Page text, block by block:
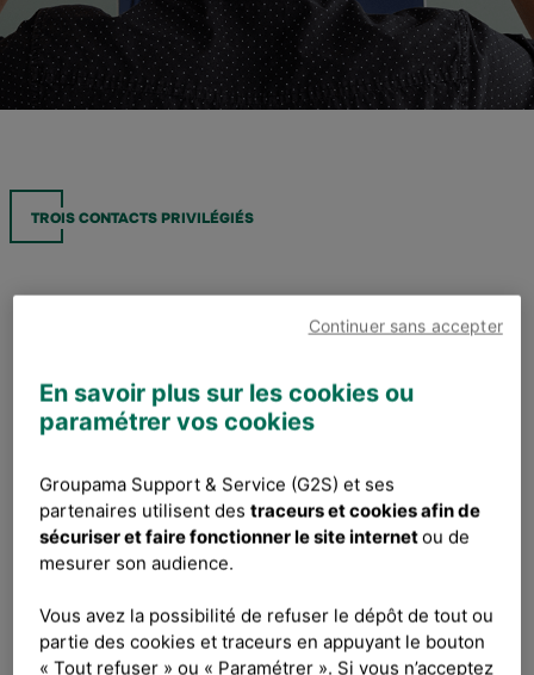
TROIS CONTACTS PRIVILÉGIÉS
G2S met la puissance des nouvelles technologies -
data, intelligence artificielle, cybersécurité, robotique,
En savoir plus sur les cookies ou
paramétrer vos cookies
Groupama Support & Service (G2S) et ses
partenaires utilisent destraceurs et cookies afin de
sécuriser et faire fonctionner le site internetou de
mesurer son audience.
Vous avez la possibilité de refuser le dépôt de tout ou
partie des cookies et traceurs en appuyant le bouton
« Tout refuser » ou « Paramétrer ». Si vous n’acceptez
Continuer sans accepter